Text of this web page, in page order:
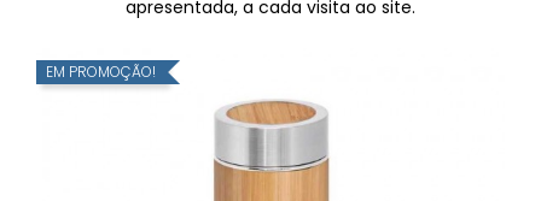
apresentada, a cada visita ao site.
EM PROMOÇÃO!